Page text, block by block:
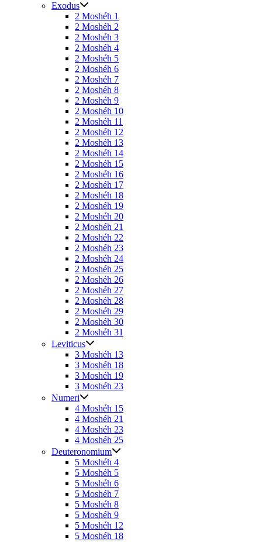
Exodus
2 Moshéh 1
2 Moshéh 2
2 Moshéh 3
2 Moshéh 4
2 Moshéh 5
2 Moshéh 6
2 Moshéh 7
2 Moshéh 8
2 Moshéh 9
2 Moshéh 10
2 Moshéh 11
2 Moshéh 12
2 Moshéh 13
2 Moshéh 14
2 Moshéh 15
2 Moshéh 16
2 Moshéh 17
2 Moshéh 18
2 Moshéh 19
2 Moshéh 20
2 Moshéh 21
2 Moshéh 22
2 Moshéh 23
2 Moshéh 24
2 Moshéh 25
2 Moshéh 26
2 Moshéh 27
2 Moshéh 28
2 Moshéh 29
2 Moshéh 30
2 Moshéh 31
Leviticus
3 Moshéh 13
3 Moshéh 18
3 Moshéh 19
3 Moshéh 23
Numeri
4 Moshéh 15
4 Moshéh 21
4 Moshéh 23
4 Moshéh 25
Deuteronomium
5 Moshéh 4
5 Moshéh 5
5 Moshéh 6
5 Moshéh 7
5 Moshéh 8
5 Moshéh 9
5 Moshéh 12
5 Moshéh 18